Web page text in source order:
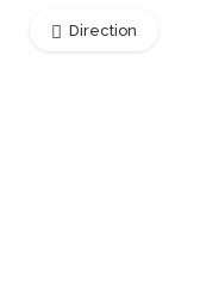
Direction